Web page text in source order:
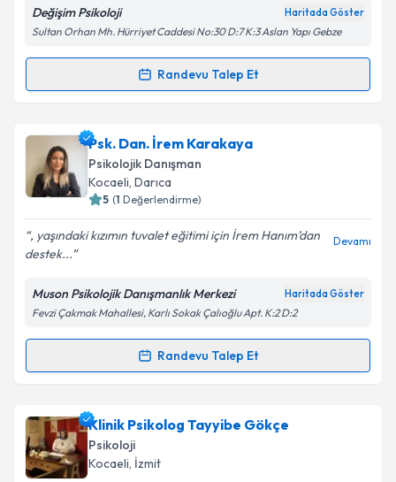
Kişisel verilerimin işlenmesine ilişkinAydınlatma
kapsamda işlenmesini kabul ediyorum.
Takvim Talebini Gönder
Değişim Psikoloji
Sultan Orhan Mh. Hürriyet Caddesi No:30 D:7 K:3 Aslan Yapı Gebze
Randevu Talep Et
Randevu Takvimi Talebi
Aile Danışmanı Selcan Akgün Aydemir
takvimi talebi oluşturun. Size bu uzmandan randevu
almanız için bir takvim hazırlandığında e-posta ile
bilgilendireceğiz.
E-posta Adresiniz
Metni'ni okudum ve kişisel verilerimin belirtilen
kapsamda işlenmesini kabul ediyorum.
Takvim Talebini Gönder
Psk. Dan. İrem Karakaya
Psikolojik Danışman
Kocaeli, Darıca
( Değerlendirme)
, yaşındaki kızımın tuvalet eğitimi için İrem Hanım’dan
destek...
Muson Psikolojik Danışmanlık Merkezi
Fevzi Çakmak Mahallesi, Karlı Sokak Çalıoğlu Apt. K:2 D:2
Randevu Talep Et
Randevu Takvimi Talebi
Psk. Dan. İrem Karakayaiçin randevu takvimi talebi
oluşturun. Size bu uzmandan randevu almanız için bir
takvim hazırlandığında e-posta ile bilgilendireceğiz.
Klinik Psikolog Tayyibe Gökçe
Psikoloji
Kocaeli, İzmit